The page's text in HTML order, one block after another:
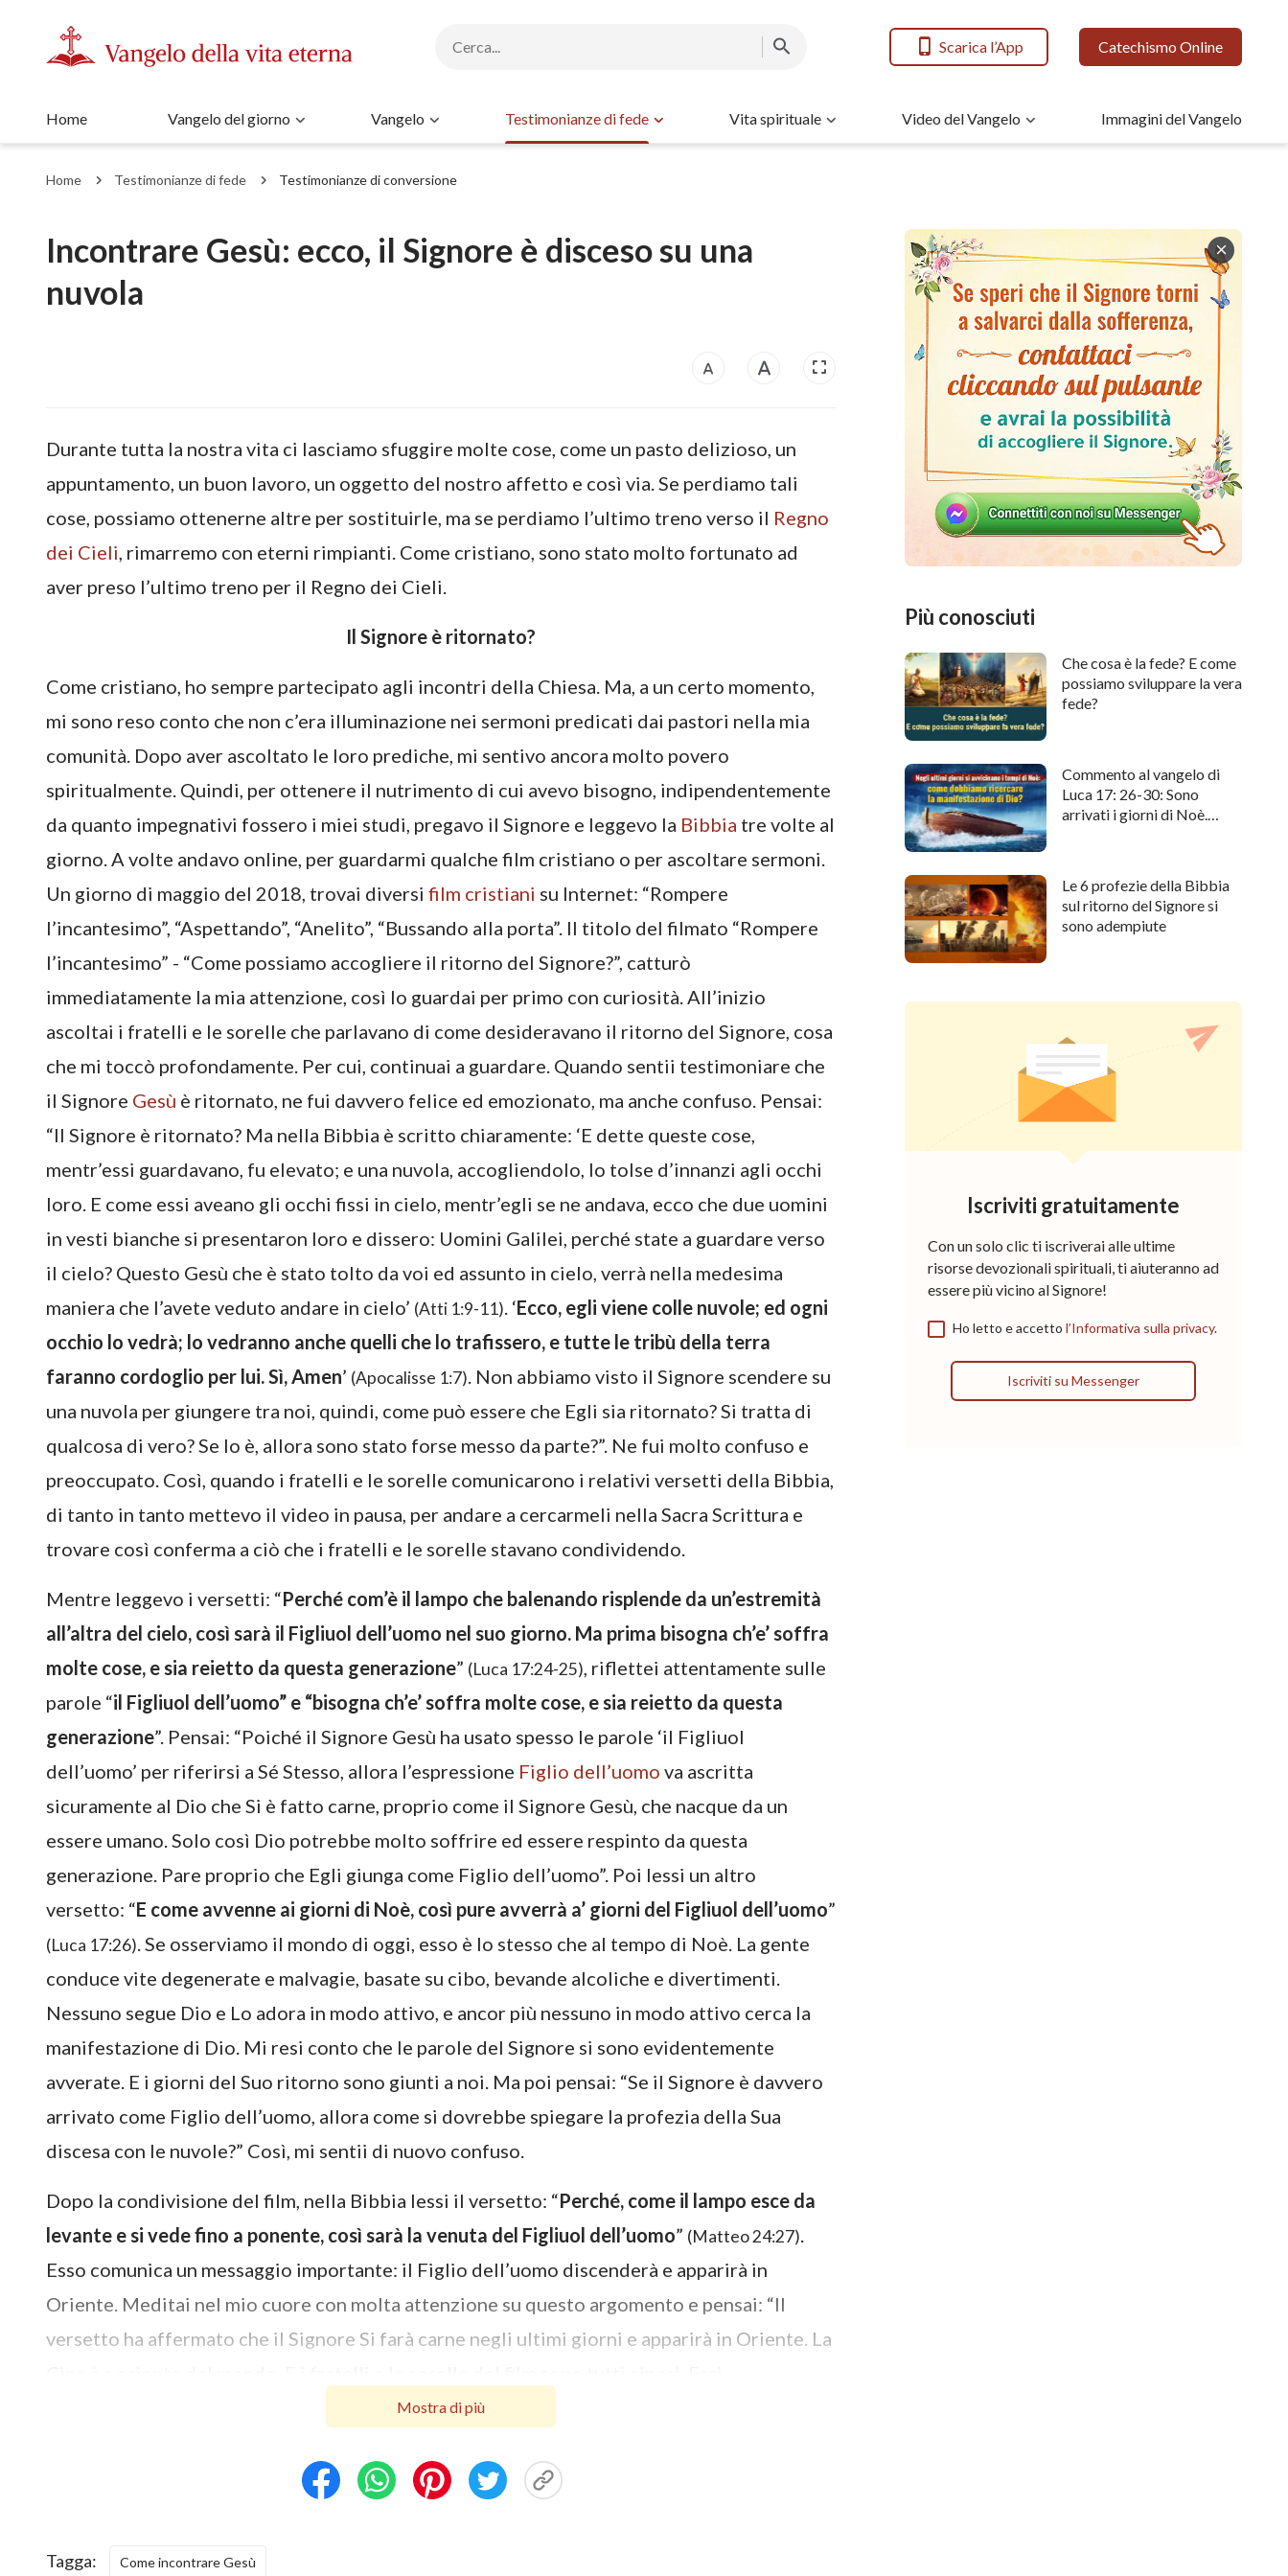
Scarica l’App Catechismo Online
Home Vangelo del giorno Vangelo Testimonianze di fede Vita spirituale Video del Vangelo Immagini del Vangelo
Home Testimonianze di fede Testimonianze di conversione
Incontrare Gesù: ecco, il Signore è disceso su una
nuvola
Durante tutta la nostra vita ci lasciamo sfuggire molte cose, come un pasto delizioso, un
appuntamento, un buon lavoro, un oggetto del nostro affetto e così via. Se perdiamo tali
cose, possiamo ottenerne altre per sostituirle, ma se perdiamo l’ultimo treno verso il Regno
dei Cieli, rimarremo con eterni rimpianti. Come cristiano, sono stato molto fortunato ad
aver preso l’ultimo treno per il Regno dei Cieli.
Il Signore è ritornato?
Come cristiano, ho sempre partecipato agli incontri della Chiesa. Ma, a un certo momento,
mi sono reso conto che non c’era illuminazione nei sermoni predicati dai pastori nella mia
comunità. Dopo aver ascoltato le loro prediche, mi sentivo ancora molto povero
spiritualmente. Quindi, per ottenere il nutrimento di cui avevo bisogno, indipendentemente
da quanto impegnativi fossero i miei studi, pregavo il Signore e leggevo la Bibbia tre volte al
giorno. A volte andavo online, per guardarmi qualche film cristiano o per ascoltare sermoni.
Un giorno di maggio del 2018, trovai diversi film cristiani su Internet: “Rompere
l’incantesimo”, “Aspettando”, “Anelito”, “Bussando alla porta”. Il titolo del filmato “Rompere
l’incantesimo” - “Come possiamo accogliere il ritorno del Signore?”, catturò
immediatamente la mia attenzione, così lo guardai per primo con curiosità. All’inizio
ascoltai i fratelli e le sorelle che parlavano di come desideravano il ritorno del Signore, cosa
che mi toccò profondamente. Per cui, continuai a guardare. Quando sentii testimoniare che
il Signore Gesù è ritornato, ne fui davvero felice ed emozionato, ma anche confuso. Pensai:
“Il Signore è ritornato? Ma nella Bibbia è scritto chiaramente: ‘E dette queste cose,
mentr’essi guardavano, fu elevato; e una nuvola, accogliendolo, lo tolse d’innanzi agli occhi
loro. E come essi aveano gli occhi fissi in cielo, mentr’egli se ne andava, ecco che due uomini
in vesti bianche si presentaron loro e dissero: Uomini Galilei, perché state a guardare verso
il cielo? Questo Gesù che è stato tolto da voi ed assunto in cielo, verrà nella medesima
maniera che l’avete veduto andare in cielo’ (Atti 1:9-11). ‘Ecco, egli viene colle nuvole; ed ogni
occhio lo vedrà; lo vedranno anche quelli che lo trafissero, e tutte le tribù della terra
faranno cordoglio per lui. Sì, Amen’ (Apocalisse 1:7). Non abbiamo visto il Signore scendere su
una nuvola per giungere tra noi, quindi, come può essere che Egli sia ritornato? Si tratta di
qualcosa di vero? Se lo è, allora sono stato forse messo da parte?”. Ne fui molto confuso e
preoccupato. Così, quando i fratelli e le sorelle comunicarono i relativi versetti della Bibbia,
di tanto in tanto mettevo il video in pausa, per andare a cercarmeli nella Sacra Scrittura e
trovare così conferma a ciò che i fratelli e le sorelle stavano condividendo.
Mentre leggevo i versetti: “Perché com’è il lampo che balenando risplende da un’estremità
all’altra del cielo, così sarà il Figliuol dell’uomo nel suo giorno. Ma prima bisogna ch’e’ soffra
molte cose, e sia reietto da questa generazione” (Luca 17:24-25), riflettei attentamente sulle
parole “il Figliuol dell’uomo” e “bisogna ch’e’ soffra molte cose, e sia reietto da questa
generazione”. Pensai: “Poiché il Signore Gesù ha usato spesso le parole ‘il Figliuol
dell’uomo’ per riferirsi a Sé Stesso, allora l’espressione Figlio dell’uomo va ascritta
sicuramente al Dio che Si è fatto carne, proprio come il Signore Gesù, che nacque da un
essere umano. Solo così Dio potrebbe molto soffrire ed essere respinto da questa
generazione. Pare proprio che Egli giunga come Figlio dell’uomo”. Poi lessi un altro
versetto: “E come avvenne ai giorni di Noè, così pure avverrà a’ giorni del Figliuol dell’uomo”
(Luca 17:26). Se osserviamo il mondo di oggi, esso è lo stesso che al tempo di Noè. La gente
conduce vite degenerate e malvagie, basate su cibo, bevande alcoliche e divertimenti.
Nessuno segue Dio e Lo adora in modo attivo, e ancor più nessuno in modo attivo cerca la
manifestazione di Dio. Mi resi conto che le parole del Signore si sono evidentemente
avverate. E i giorni del Suo ritorno sono giunti a noi. Ma poi pensai: “Se il Signore è davvero
arrivato come Figlio dell’uomo, allora come si dovrebbe spiegare la profezia della Sua
discesa con le nuvole?” Così, mi sentii di nuovo confuso.
Dopo la condivisione del film, nella Bibbia lessi il versetto: “Perché, come il lampo esce da
levante e si vede fino a ponente, così sarà la venuta del Figliuol dell’uomo” (Matteo 24:27).
Esso comunica un messaggio importante: il Figlio dell’uomo discenderà e apparirà in
Oriente. Meditai nel mio cuore con molta attenzione su questo argomento e pensai: “Il
versetto ha affermato che il Signore Si farà carne negli ultimi giorni e apparirà in Oriente. La
testimoniano che il Signore è ritornato. Non dovrei, quindi, ricercare la verità in questa
forse l’opportunità di accogliere il ritorno del Signore e di essere rapito nel Regno dei
Che cosa indica il “discendere con le nuvole” del Signore?
Mostra di più
Tagga: Come incontrare Gesù
Più conosciuti
Che cosa è la fede? E come
possiamo sviluppare la vera
fede?
Commento al vangelo di
Luca 17: 26-30: Sono
arrivati i giorni di Noè.
Le 6 profezie della Bibbia
sul ritorno del Signore si
sono adempiute
Iscriviti gratuitamente
Con un solo clic ti iscriverai alle ultime
risorse devozionali spirituali, ti aiuteranno ad
essere più vicino al Signore!
Ho letto e accetto l’Informativa sulla privacy.
Iscriviti su Messenger